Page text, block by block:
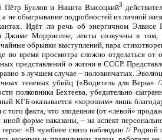
Пётр Буслов и Никита Высоцкий3
не обыгрывание подробностей из личной
Идёт ли речь об энергичном Элвисе
Моррисоне, ленты созвучны в том,
обрывки выступлений, пара
время просмотра сложно отделаться от
представлений о жизни в СССР.
в лучшем случае – половинчатых.
теневых убийц («Водитель для Веры»
полковника Бехтеева, убедительно
КГБ оказывается «хорошим» лишь
факта, что злодеяния (от «левой»
форме наказаны, – на аспект
«В чужбине свято наблюдаю //